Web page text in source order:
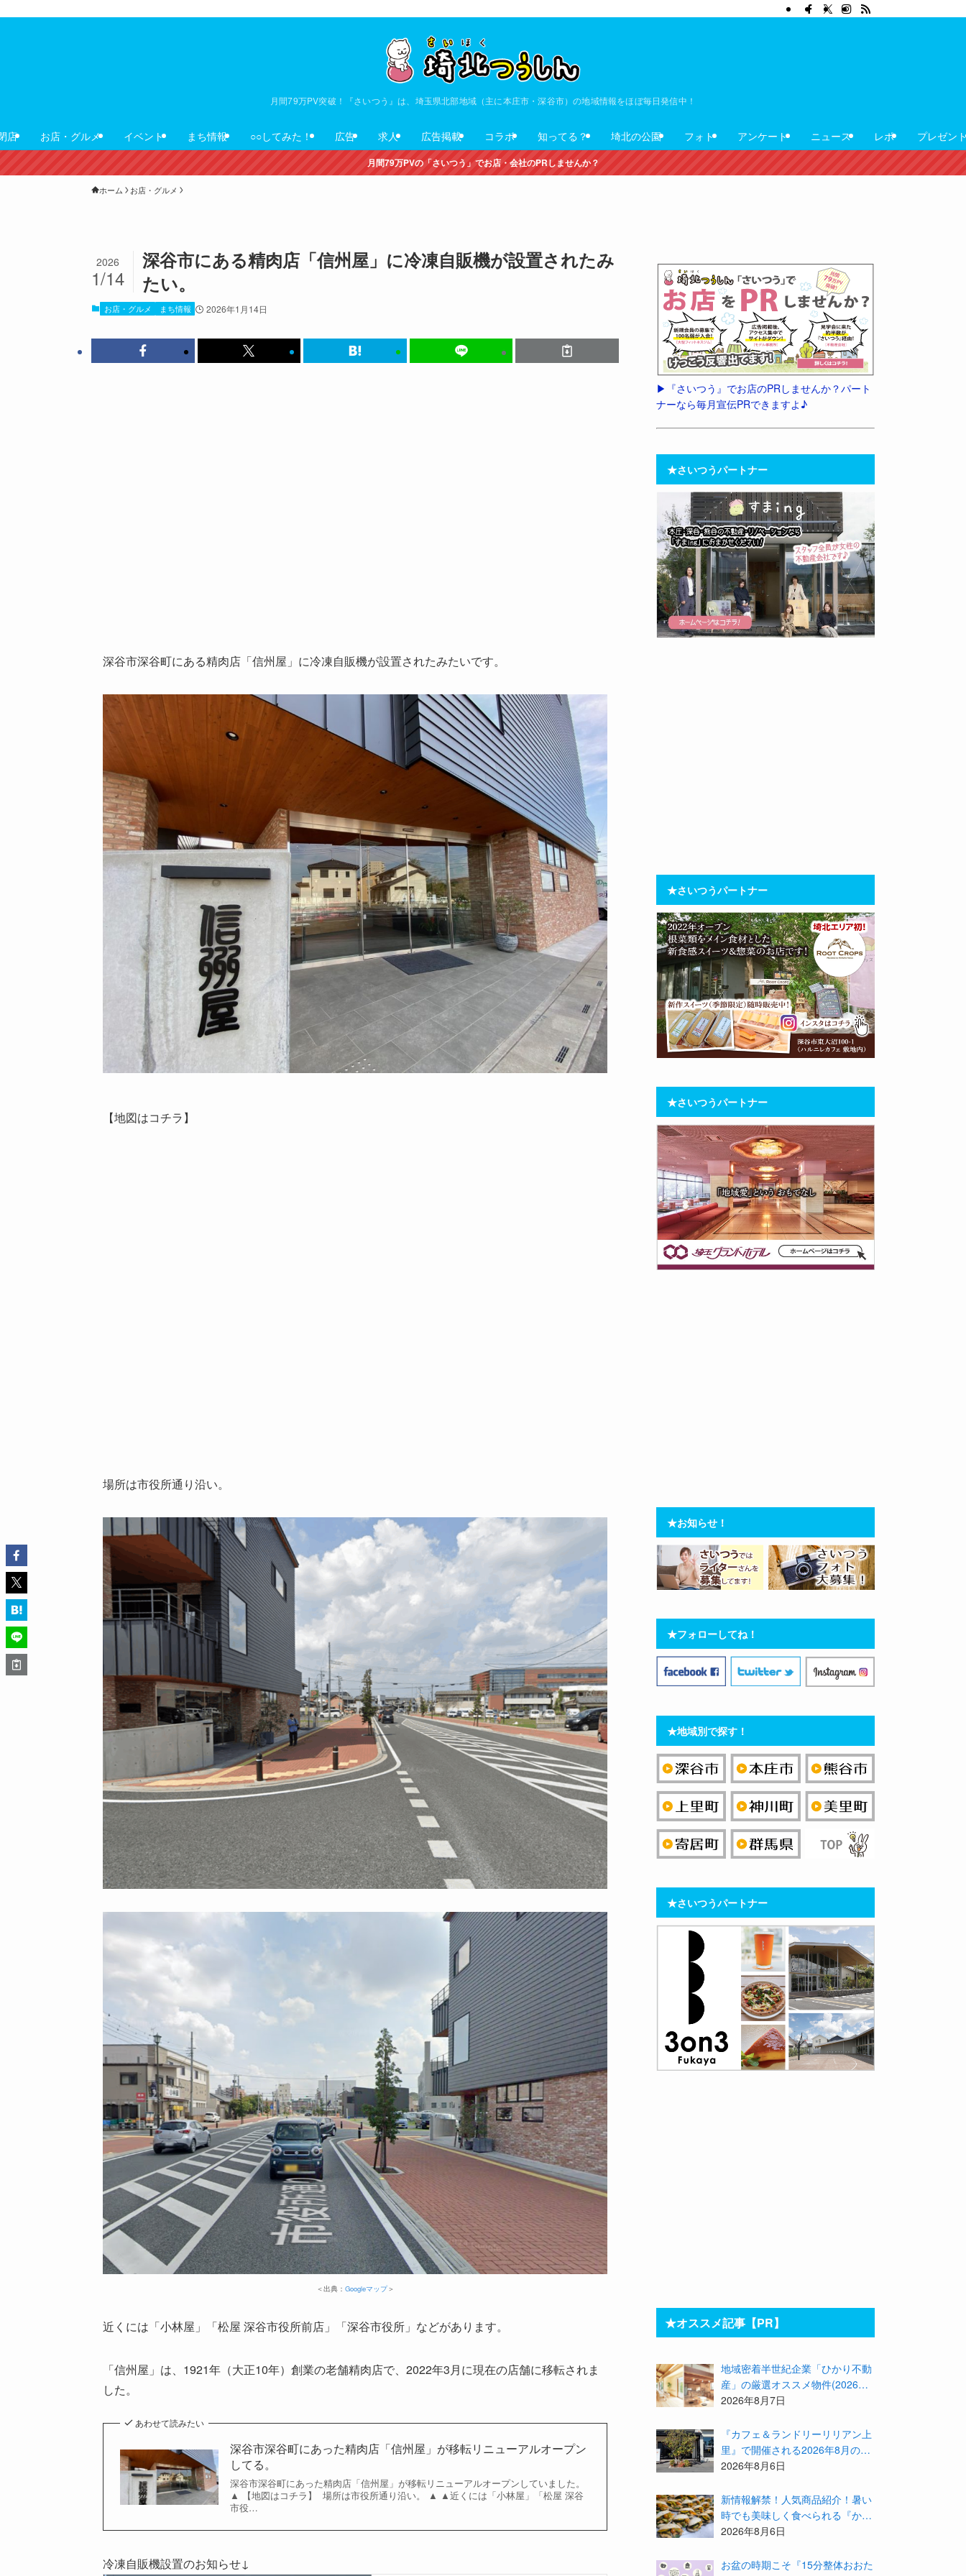
月間79万PV突破！『さいつう』は、埼玉県北部地域（主に本庄市・深谷市）の地域情報をほぼ毎日発信中！
店 お店・グルメ イベント まち情報 ○○してみた！ 広告 求人 広告掲載 コラボ 知ってる？ 埼北の公園 フォト アンケート ニュース レポ プレゼン
月間79万PVの「さいつう」でお店・会社のPRしませんか？
ホーム お店・グルメ
深谷市にある精肉店「信州屋」に冷凍自販機が設置されたみ
たい。
2026
1/14
お店・グルメ まち情報 2026年1月14日
深谷市深谷町にある精肉店「信州屋」に冷凍自販機が設置されたみたいです。
【地図はコチラ】
場所は市役所通り沿い。
＜出典： Googleマップ＞
近くには「小林屋」「松屋 深谷市役所前店」「深谷市役所」などがあります。
「信州屋」は、1921年（大正10年）創業の老舗精肉店で、2022年3月に現在の店舗に移転されま
した。
あわせて読みたい
深谷市深谷町にあった精肉店「信州屋」が移転リニューアルオープン
してる。
深谷市深谷町にあった精肉店「信州屋」が移転リニューアルオープンしていました。
▲ 【地図はコチラ】 場所は市役所通り沿い。 ▲ ▲近くには「小林屋」「松屋 深谷
市役…
冷凍自販機設置のお知らせ↓
▶︎『さいつう』でお店のPRしませんか？パート
ナーなら毎月宣伝PRできますよ♪
★さいつうパートナー
★さいつうパートナー
★さいつうパートナー
★お知らせ！
★フォローしてね！
★地域別で探す！
★さいつうパートナー
★オススメ記事【PR】
地域密着半世紀企業「ひかり不動
産」の厳選オススメ物件(2026年8
月)をご紹介！参加費無料『”木の
受付中！
2026年8月7日
『カフェ＆ランドリーリリアン上
里』で開催される2026年8月のイ
ベント等をまとめてご紹介！
2026年8月6日
新情報解禁！人気商品紹介！暑い
時でも美味しく食べられる『かず
みんち』の身体に優しい天然酵母
2026年8月6日
お盆の時期こそ『15分整体おおた